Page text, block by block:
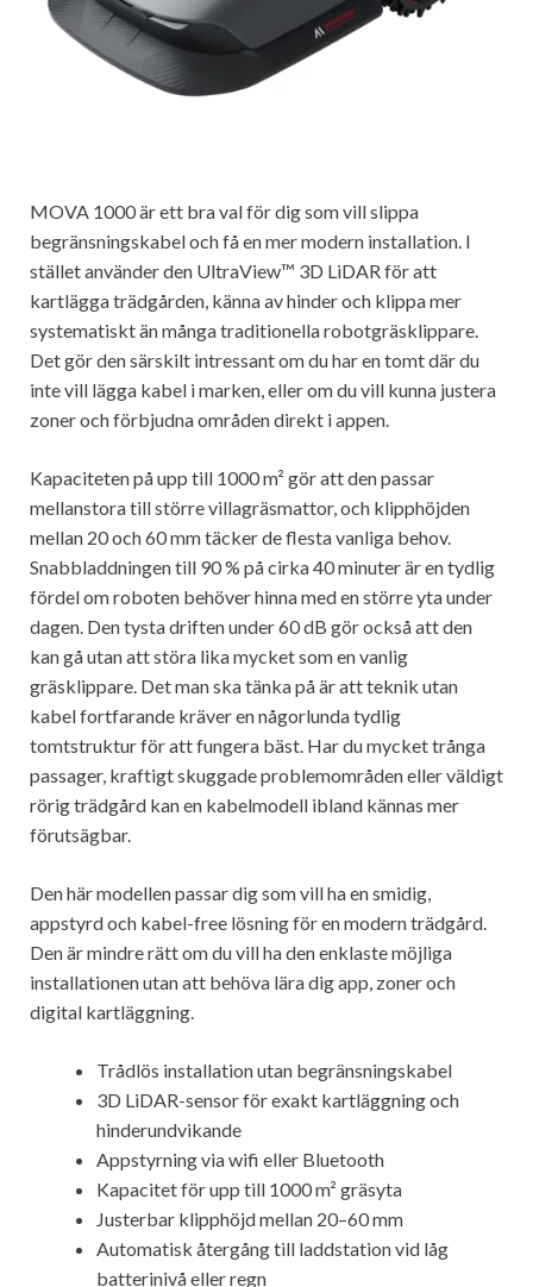
MOVA 1000 är ett bra val för dig som vill slippa
begränsningskabel och få en mer modern installation. I
stället använder den UltraView™ 3D LiDAR för att
kartlägga trädgården, känna av hinder och klippa mer
systematiskt än många traditionella robotgräsklippare.
Det gör den särskilt intressant om du har en tomt där du
inte vill lägga kabel i marken, eller om du vill kunna justera
zoner och förbjudna områden direkt i appen.
Kapaciteten på upp till 1000 m² gör att den passar
mellanstora till större villagräsmattor, och klipphöjden
mellan 20 och 60 mm täcker de flesta vanliga behov.
Snabbladdningen till 90 % på cirka 40 minuter är en tydlig
fördel om roboten behöver hinna med en större yta under
dagen. Den tysta driften under 60 dB gör också att den
kan gå utan att störa lika mycket som en vanlig
gräsklippare. Det man ska tänka på är att teknik utan
kabel fortfarande kräver en någorlunda tydlig
tomtstruktur för att fungera bäst. Har du mycket trånga
passager, kraftigt skuggade problemområden eller väldigt
rörig trädgård kan en kabelmodell ibland kännas mer
förutsägbar.
Den här modellen passar dig som vill ha en smidig,
appstyrd och kabel-free lösning för en modern trädgård.
Den är mindre rätt om du vill ha den enklaste möjliga
installationen utan att behöva lära dig app, zoner och
digital kartläggning.
Trådlös installation utan begränsningskabel
3D LiDAR-sensor för exakt kartläggning och
hinderundvikande
Appstyrning via wifi eller Bluetooth
Kapacitet för upp till 1000 m² gräsyta
Justerbar klipphöjd mellan 20–60 mm
Automatisk återgång till laddstation vid låg
batterinivå eller regn